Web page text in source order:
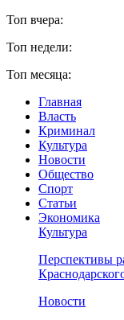
Топ вчера:
Топ недели:
Топ месяца:
Главная
Власть
Криминал
Культура
Новости
Общество
Спорт
Статьи
Экономика
Культура
Перспективы
Новости